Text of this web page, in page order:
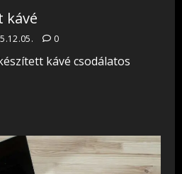
kávé
0
kávé csodálatos